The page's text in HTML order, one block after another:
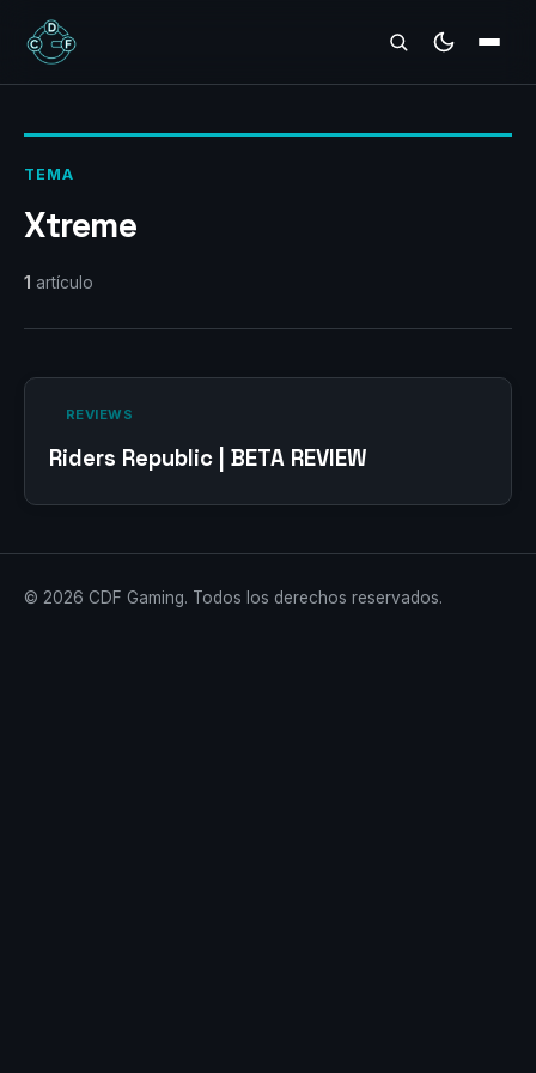
REVIEWS
TEMA
Xtreme
1 artículo
‎ REVIEWS‎
Riders Republic | BETA REVIEW
© 2026 CDF Gaming. Todos los derechos reservados.